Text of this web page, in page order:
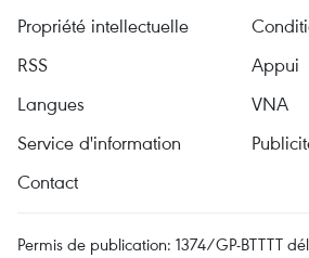
Propriété intellectuelle
RSS
Appui
Langues
VNA
Service d'information
Contact
Permis de publication: 1374/GP-BTTTT